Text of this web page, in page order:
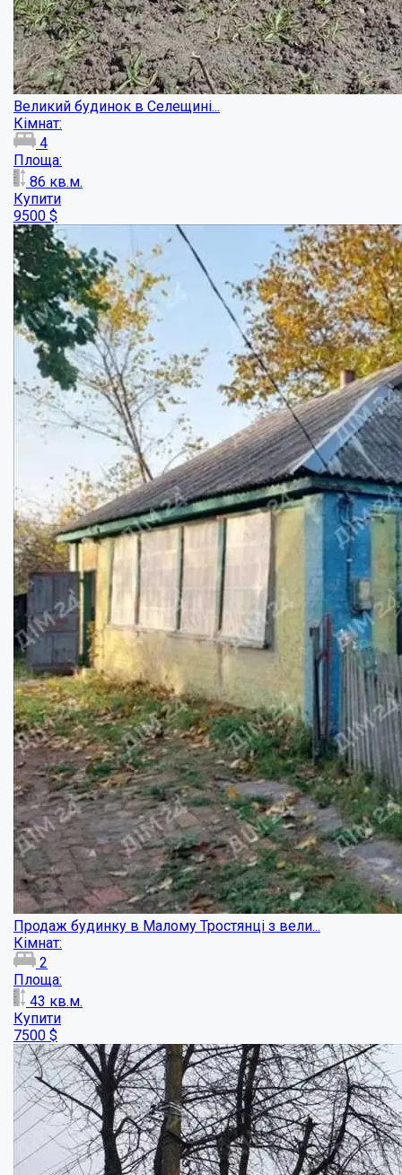
Окремий будинок з ремонтом на Монастирск...
Кімнат:
3
кв.м.
Купити
75000 $